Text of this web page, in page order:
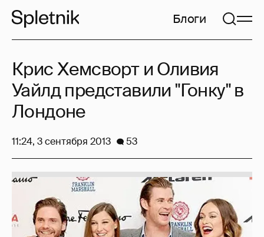
Блоги
Крис Хемсворт и Оливия
Уайлд представили "Гонку" в
Лондоне
11:24, 3 сентября 2013 53